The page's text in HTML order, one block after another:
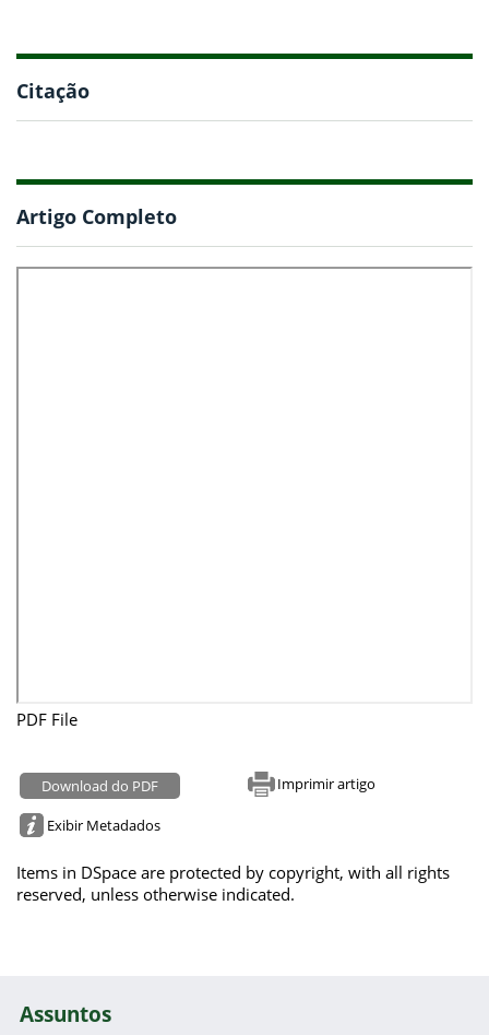
Citação
Artigo Completo
PDF File
Download do PDF Imprimir artigo
Exibir Metadados
Items in DSpace are protected by copyright, with all rights
reserved, unless otherwise indicated.
Assuntos